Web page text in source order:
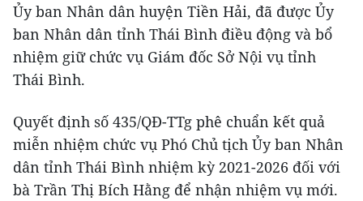
Ủy ban Nhân dân huyện Tiền Hải, đã được Ủy
ban Nhân dân tỉnh Thái Bình điều động và bổ
nhiệm giữ chức vụ Giám đốc Sở Nội vụ tỉnh
Thái Bình.
Quyết định số 435/QĐ-TTg phê chuẩn kết quả
miễn nhiệm chức vụ Phó Chủ tịch Ủy ban Nhân
dân tỉnh Thái Bình nhiệm kỳ 2021-2026 đối với
bà Trần Thị Bích Hằng để nhận nhiệm vụ mới.